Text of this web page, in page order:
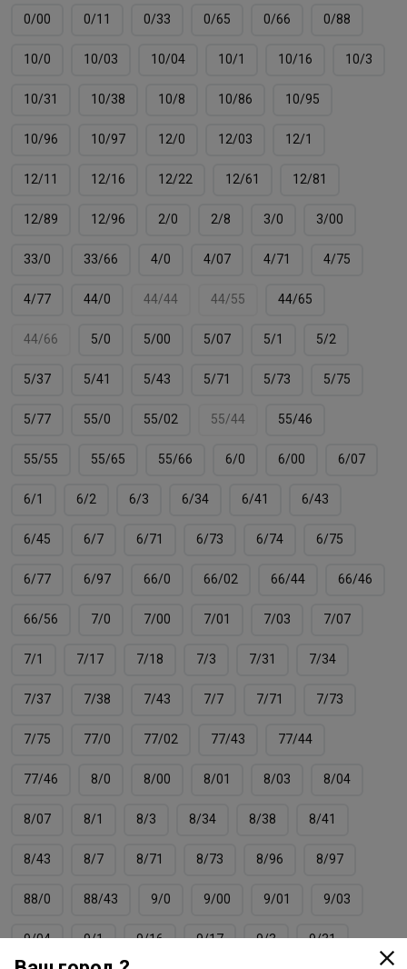
0/00
0/11 0/33 0/65 0/66 0/88
10/0 10/03 10/04 10/1 10/16 10/3
10/31 10/38 10/8 10/86 10/95
10/96 10/97 12/0 12/03 12/1
12/11 12/16 12/22 12/61 12/81
12/89 12/96 2/0 2/8 3/0 3/00
33/0 33/66 4/0 4/07 4/71 4/75
4/77 44/0 44/44 44/55 44/65
44/66 5/0 5/00 5/07 5/1 5/2
5/37 5/41 5/43 5/71 5/73 5/75
5/77 55/0 55/02 55/44 55/46
55/55 55/65 55/66 6/0 6/00 6/07
6/1 6/2 6/3 6/34 6/41 6/43
6/45 6/7 6/71 6/73 6/74 6/75
6/77 6/97 66/0 66/02 66/44 66/46
66/56 7/0 7/00 7/01 7/03 7/07
7/1 7/17 7/18 7/3 7/31 7/34
7/37 7/38 7/43 7/7 7/71 7/73
7/75 77/0 77/02 77/43 77/44
77/46 8/0 8/00 8/01 8/03 8/04
8/07 8/1 8/3 8/34 8/38 8/41
8/43 8/7 8/71 8/73 8/96 8/97
88/0 88/43 9/0 9/00 9/01 9/03
9/04 9/1 9/16 9/17 9/3 9/31